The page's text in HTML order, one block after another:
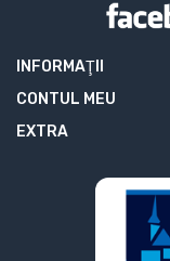
INFORMAŢII
CONTUL MEU
EXTRA